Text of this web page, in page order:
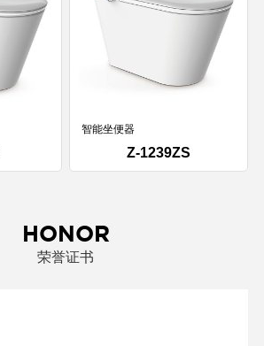
智能坐便器
Z-1239ZS
HONOR
荣誉证书